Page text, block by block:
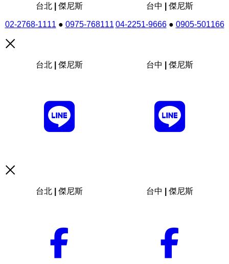
台北 | 傑尼斯
02-2768-1111 ● 0975-768111
台中 | 傑尼斯
04-2251-9666● 0905-501166
台北 | 傑尼斯 台中 | 傑尼斯
台北 | 傑尼斯 台中 | 傑尼斯